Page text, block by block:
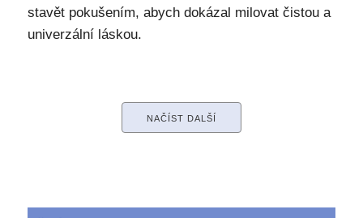
stavět pokušením, abych dokázal milovat čistou a
univerzální láskou.
NAČÍST DALŠÍ